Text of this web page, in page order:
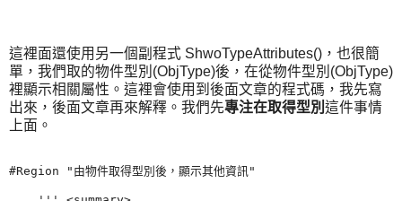
這裡面還使用另一個副程式 ShwoTypeAttributes()，也很簡
單，我們取的物件型別(ObjType)後，在從物件型別(ObjType)
裡顯示相關屬性。這裡會使用到後面文章的程式碼，我先寫
出來，後面文章再來解釋。我們先專注在取得型別 這件事情
上面。
#Region "由物件取得型別後，顯示其他資訊"